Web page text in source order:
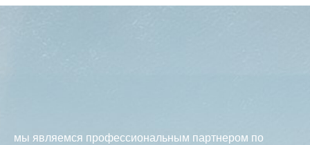
мы являемся профессиональным партнером по